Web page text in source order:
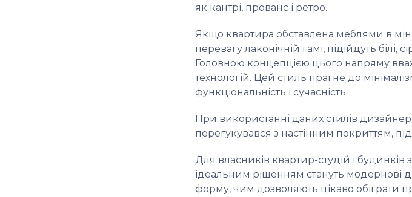
як кантрі, прованс і ретро.
Якщо квартира обставлена ​​меблями в
перевагу лаконічній гамі, підійдуть білі,
Головною концепцією цього напряму
технологій. Цей стиль прагне до
функціональність і сучасність.
При використанні даних стилів
перегукувався з настінним покриттям,
Для власників квартир-студій і
ідеальним рішенням стануть модернові
форму, чим дозволяють цікаво обіграти